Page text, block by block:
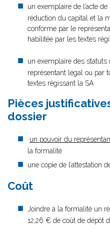
un exemplaire de l’acte
réduction du capital et la
conforme par le
habilitée par les textes
un exemplaire des statuts
représentant légal ou par
textes régissant la SA
Pièces
dossier
un pouvoir du
la formalité
une copie de l’attestation
Coût
Joindre à la formalité un
12,26 € de coût de dépôt